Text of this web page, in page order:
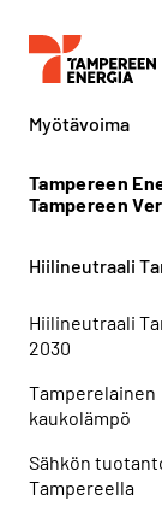
Myötävoima
Tampereen
Tampereen
Hiilineutraali
Hiilineutraali
2030
Tamperelainen
kaukolämpö
Sähkön
Tampereella